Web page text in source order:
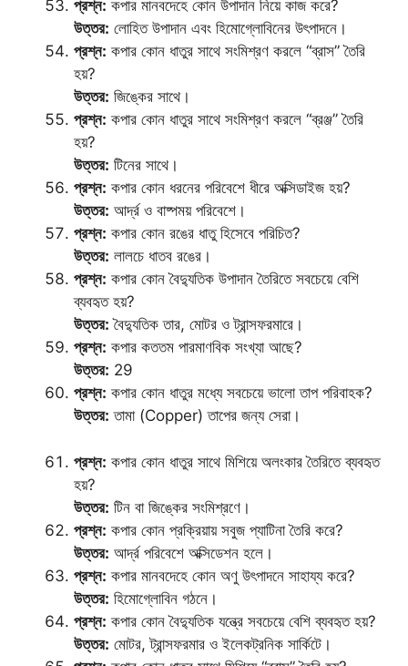
প্রশ্ন: কপার মানবদেহে কোন উপাদান নিয়ে কাজ করে?
উত্তর: লোহিত উপাদান এবং হিমোগ্লোবিনের উৎপাদনে।
প্রশ্ন: কপার কোন ধাতুর সাথে সংমিশ্রণ করলে “ব্রাস” তৈরি
হয়?
উত্তর: জিঙ্কের সাথে।
প্রশ্ন: কপার কোন ধাতুর সাথে সংমিশ্রণ করলে “ব্রঞ্জ” তৈরি
হয়?
উত্তর: টিনের সাথে।
প্রশ্ন: কপার কোন ধরনের পরিবেশে ধীরে অক্সিডাইজ হয়?
উত্তর: আর্দ্র ও বাষ্পময় পরিবেশে।
প্রশ্ন: কপার কোন রঙের ধাতু হিসেবে পরিচিত?
উত্তর: লালচে ধাতব রঙের।
প্রশ্ন: কপার কোন বৈদ্যুতিক উপাদান তৈরিতে সবচেয়ে বেশি
ব্যবহৃত হয়?
উত্তর: বৈদ্যুতিক তার, মোটর ও ট্রান্সফরমারে।
প্রশ্ন: কপার কততম পারমাণবিক সংখ্যা আছে?
উত্তর: 29
প্রশ্ন: কপার কোন ধাতুর মধ্যে সবচেয়ে ভালো তাপ পরিবাহক?
উত্তর: তামা (Copper) তাপের জন্য সেরা।
প্রশ্ন: কপার কোন ধাতুর সাথে মিশিয়ে অলংকার তৈরিতে ব্যবহৃত
হয়?
উত্তর: টিন বা জিঙ্কের সংমিশ্রণে।
প্রশ্ন: কপার কোন প্রক্রিয়ায় সবুজ প্যাটিনা তৈরি করে?
উত্তর: আর্দ্র পরিবেশে অক্সিডেশন হলে।
প্রশ্ন: কপার মানবদেহে কোন অণু উৎপাদনে সাহায্য করে?
উত্তর: হিমোগ্লোবিন গঠনে।
প্রশ্ন: কপার কোন বৈদ্যুতিক যন্ত্রে সবচেয়ে বেশি ব্যবহৃত হয়?
উত্তর: মোটর, ট্রান্সফরমার ও ইলেকট্রনিক সার্কিটে।